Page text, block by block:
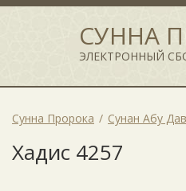
СУННА
ЭЛЕКТРОННЫЙ
Сунна Пророка Сунан Абу
Хадис 4257